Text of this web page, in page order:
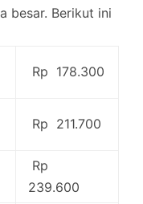
besar. Berikut ini
Rp 178.300
Rp 211.700
Rp
239.600